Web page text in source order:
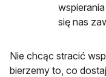
się nas
Nie chcąc stracić
bierzemy to, co